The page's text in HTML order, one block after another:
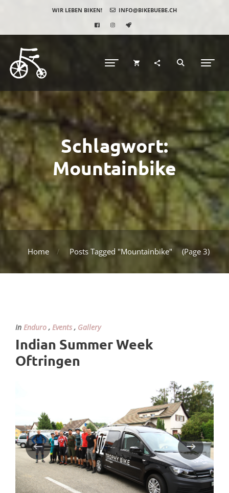
WIR LEBEN BIKEN! INFO@BIKEBUEBE.CH
Schlagwort:
Mountainbike
Home Posts Tagged "Mountainbike" (Page 3)
In Enduro , Events , Gallery
Indian Summer Week
Oftringen